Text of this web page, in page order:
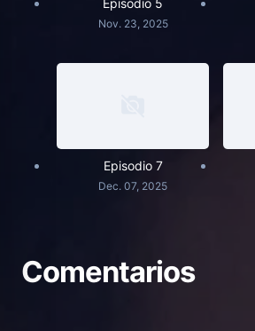
Episodio 5
Nov. 23, 2025
Episodio 7
Dec. 07, 2025
Comentarios